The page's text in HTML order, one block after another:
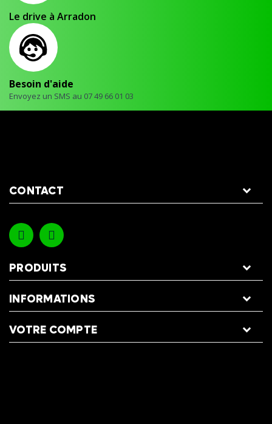
Le drive à Arradon
Besoin d'aide
Envoyez un SMS au 07 49 66 01 03
CONTACT
PRODUITS
INFORMATIONS
VOTRE COMPTE